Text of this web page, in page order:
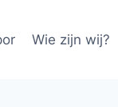
Wie zijn wij?